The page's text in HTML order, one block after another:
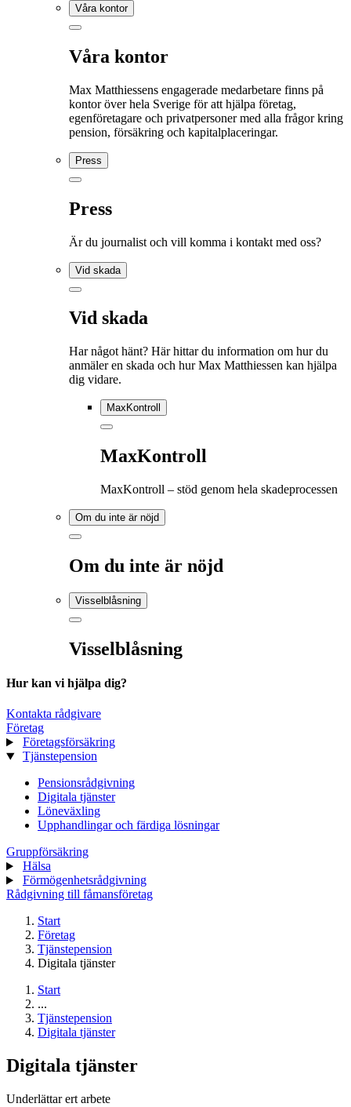
Våra kontor
Våra kontor
Max Matthiessens engagerade medarbetare finns på
kontor över hela Sverige för att hjälpa företag,
egenföretagare och privatpersoner med alla frågor kring
pension, försäkring och kapitalplaceringar.
Press
Press
Är du journalist och vill komma i kontakt med oss?
Vid skada
Vid skada
Har något hänt? Här hittar du information om hur du
anmäler en skada och hur Max Matthiessen kan hjälpa
dig vidare.
MaxKontroll
MaxKontroll
MaxKontroll – stöd genom hela skadeprocessen
Om du inte är nöjd
Om du inte är nöjd
Visselblåsning
Visselblåsning
Hur kan vi hjälpa dig?
Kontakta rådgivare
Företag
Företagsförsäkring
Tjänstepension
Pensionsrådgivning
Digitala tjänster
Löneväxling
Upphandlingar och färdiga lösningar
Gruppförsäkring
Hälsa
Förmögenhetsrådgivning
Rådgivning till fåmansföretag
Start
Företag
Tjänstepension
Digitala tjänster
Start
...
Tjänstepension
Digitala tjänster
Digitala tjänster
Underlättar ert arbete